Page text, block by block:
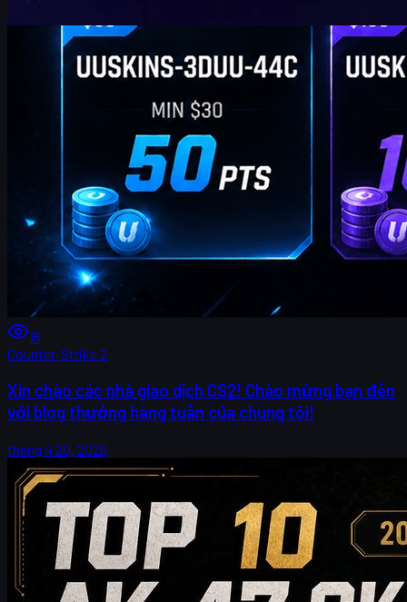
16
Counter-Strike 2
Xin chào các nhà giao dịch CS2! Chào mừng bạn đến
với blog thưởng hàng tuần của chúng tôi!
tháng 4 20, 2026